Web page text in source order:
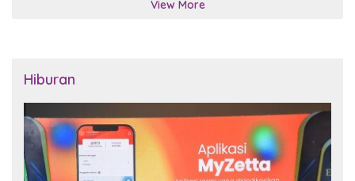
View More
Hiburan